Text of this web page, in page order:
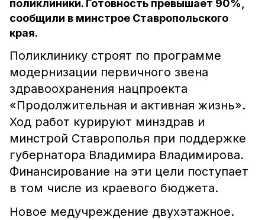
поликлиники. Готовность превышает 90%,
сообщили в минстрое Ставропольского
края.
Поликлинику строят по программе
модернизации первичного звена
здравоохранения нацпроекта
«Продолжительная и активная жизнь».
Ход работ курируют минздрав и
минстрой Ставрополья при поддержке
губернатора Владимира Владимирова.
Финансирование на эти цели поступает
в том числе из краевого бюджета.
Новое медучреждение двухэтажное.